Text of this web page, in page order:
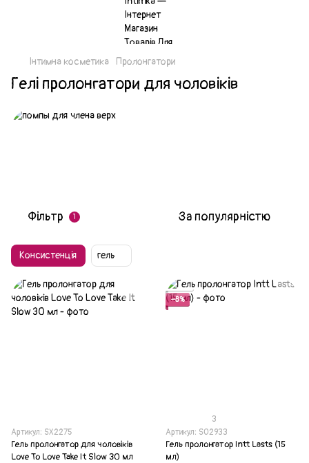
Інтимна косметика Пролонгатори
Гелі пролонгатори для чоловіків
Фільтр 1 За популярністю
Консистенція гель
Артикул: SX2275
Гель пролонгатор для чоловіків
Love To Love Take It Slow 30 мл
Акція
−8%
3
Артикул: SO2933
Гель пролонгатор Intt Lasts (15
мл)